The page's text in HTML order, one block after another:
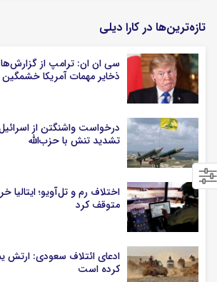
تازه‌ترین‌ها در کارا دیلی
سی ان ان: ترامپ از
ذخایر مهمات آمریکا
درخواست واشنگتن از
تشدید تنش با حزب‌‎الله
اختلاف رم و تل‌آویو؛ ایتالیا
متوقف کرد
ادعای ائتلاف سعودی: ارتش
کرده است